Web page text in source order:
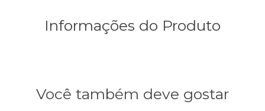
Informações do Produto
Você também deve gostar